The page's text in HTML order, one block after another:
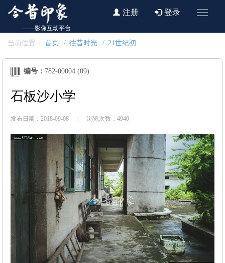
——影像互动平台
注册 登录
当前位置： 首页 往昔时光 21世纪初
编号： 782-00004 (09)
石板沙小学
发布日期：2018-09-08 | 浏览次数：4940